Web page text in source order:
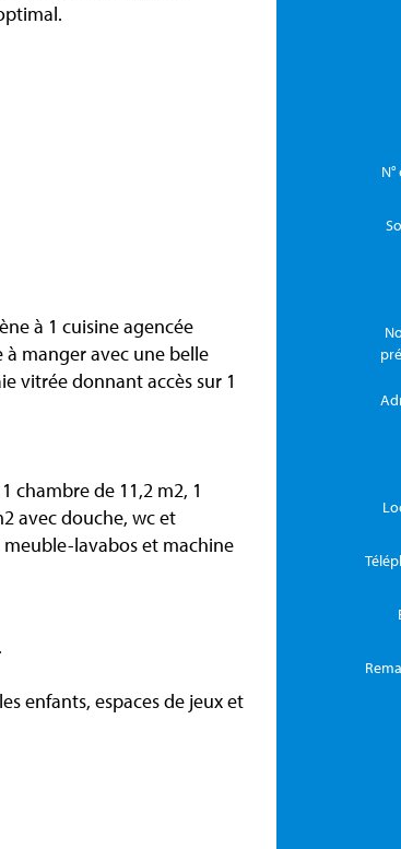
à 1 cuisine agencée
à manger avec une belle
vitrée donnant accès sur 1
chambre de 11,2 m2, 1
avec douche, wc et
lavabos et machine
enfants, espaces de jeux et